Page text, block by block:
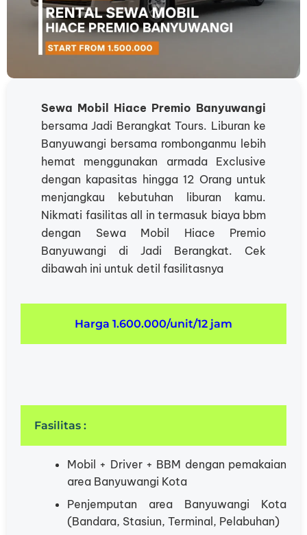
Sewa Mobil Hiace Premio Banyuwangi
bersama Jadi Berangkat Tours. Liburan ke
Banyuwangi bersama rombonganmu lebih
hemat menggunakan armada Exclusive
dengan kapasitas hingga 12 Orang untuk
menjangkau kebutuhan liburan kamu.
Nikmati fasilitas all in termasuk biaya bbm
dengan Sewa Mobil Hiace Premio
Banyuwangi di Jadi Berangkat. Cek
dibawah ini untuk detil fasilitasnya
Harga 1.600.000/unit/12 jam
Fasilitas :
Mobil + Driver + BBM dengan pemakaian
area Banyuwangi Kota
Penjemputan area Banyuwangi Kota
(Bandara, Stasiun, Terminal, Pelabuhan)